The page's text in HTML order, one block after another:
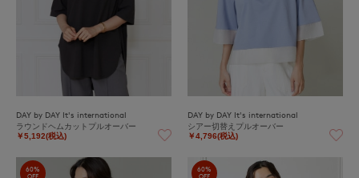
DAY by DAY It's international
ラウンドヘムカットプルオーバー
￥5,192(税込)
DAY by DAY It's international
シアー切替えプルオーバー
￥4,796(税込)
60%
60%